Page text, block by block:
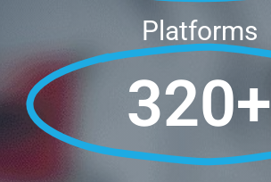
Platforms
320+